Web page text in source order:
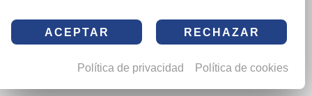
ACEPTAR RECHAZAR
Política de privacidad Política de cookies